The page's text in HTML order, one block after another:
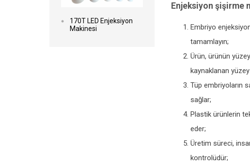
170T LED Enjeksiyon
Makinesi
Enjeksiyon şişirme
Embriyo
tamamlayın;
Ürün, ürünün
kaynaklanan
Tüp embriyoların
sağlar;
Plastik ürünlerin
eder;
Üretim süreci,
kontrolüdür;